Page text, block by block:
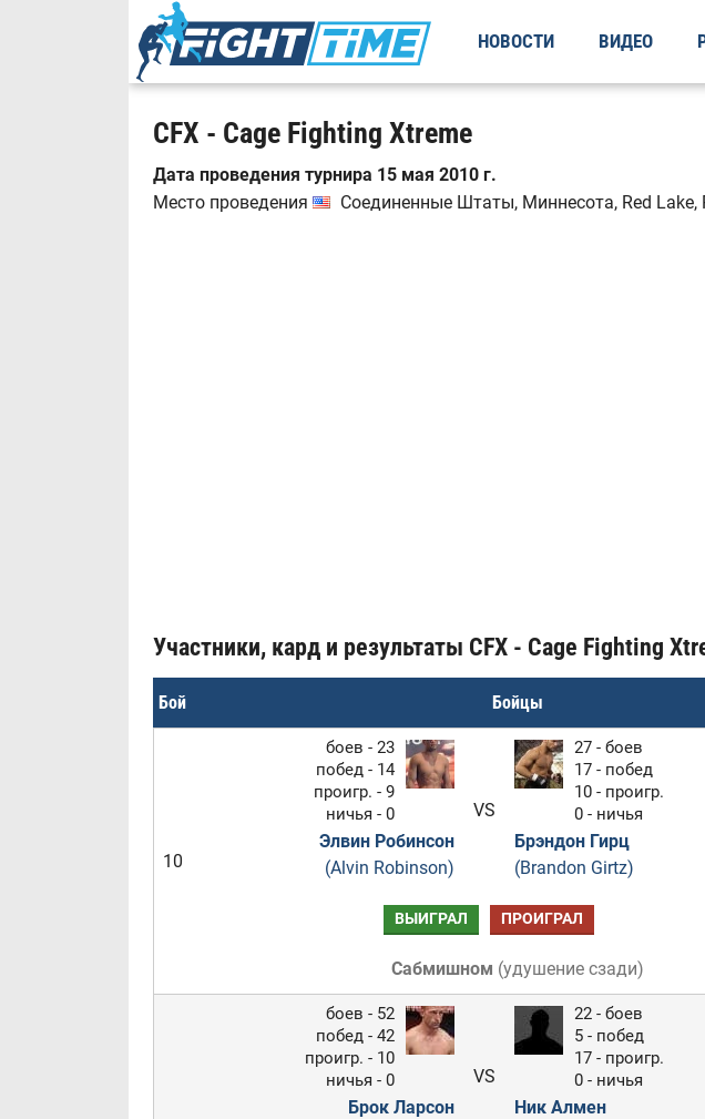
НОВОСТИ ВИДЕО
CFX - Cage Fighting Xtreme
Дата проведения турнира 15 мая 2010 г.
Место проведения
Соединенные Штаты, Миннесота, Red Lake,
Участники, кард и результаты CFX - Cage Fighting
Бой Бойцы
10
боев - 23
побед - 14
проигр. - 9
ничья - 0
Элвин Робинсон
(Alvin Robinson)
VS
27 - боев
17 - побед
10 - проигр.
0 - ничья
Брэндон Гирц
(Brandon Girtz)
ВЫИГРАЛ ПРОИГРАЛ
Сабмишном (удушение сзади)
боев - 52
побед - 42
проигр. - 10
ничья - 0
Брок Ларсон
VS
22 - боев
5 - побед
17 - проигр.
0 - ничья
Ник Алмен